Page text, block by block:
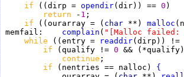
if ((dirp = opendir(dir)) == 0
return - 1
if ((ourarray = ( char **) malloc
memfail : complain ( "[Malloc failed:
while ((entry = readdir(dirp)) !=
if (qualify != 0 &&
continue
if (nentries == nalloc) {